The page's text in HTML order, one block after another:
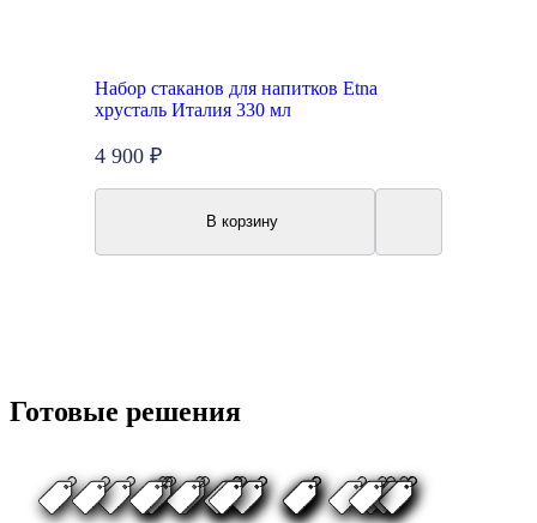
Набор стаканов для напитков Etna
хрусталь Италия 330 мл
4 900 ₽
В корзину
Готовые решения